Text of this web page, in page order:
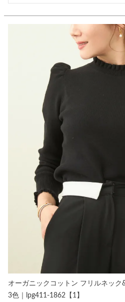
オーガニックコットン フリルネック
3色｜lpg411-1862【1】